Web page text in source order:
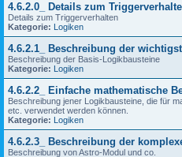
4.6.2.0_ Details zum
Details zum Triggerverhalten
Kategorie: Logiken
4.6.2.1_ Beschreibung der
Beschreibung der Basis-Logikbausteine
Kategorie: Logiken
4.6.2.2_ Einfache mathematische
Beschreibung jener Logikbausteine, die für
etc. verwendet werden können.
Kategorie: Logiken
4.6.2.3_ Beschreibung der
Beschreibung von Astro-Modul und co.